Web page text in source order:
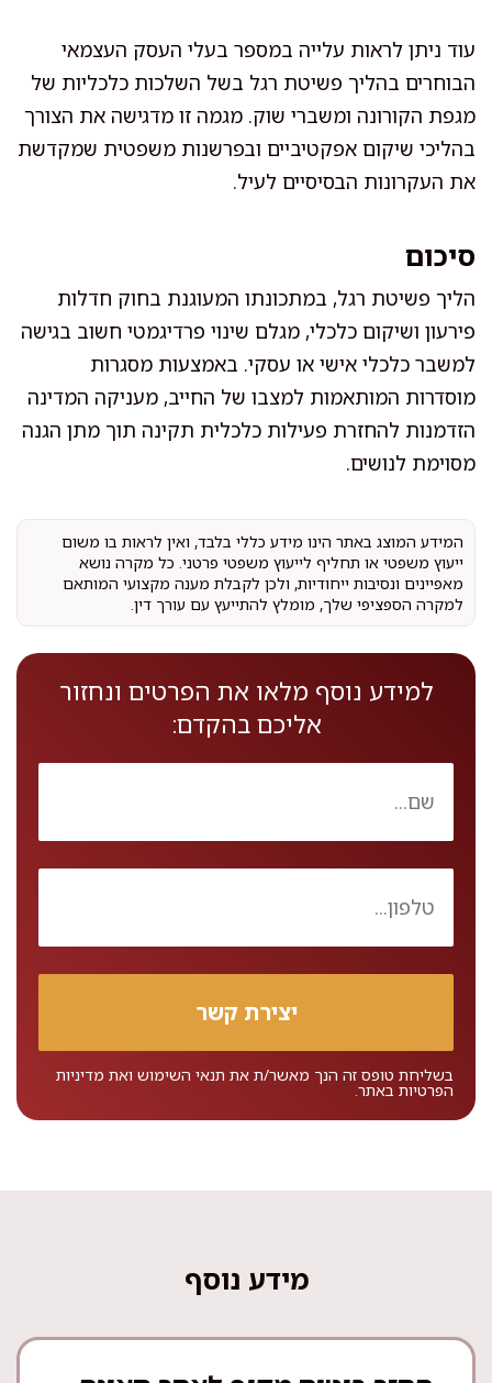
עוד ניתן לראות עלייה במספר בעלי העסק העצמאי
הבוחרים בהליך פשיטת רגל בשל השלכות כלכליות של
מגפת הקורונה ומשברי שוק. מגמה זו מדגישה את הצורך
בהליכי שיקום אפקטיביים ובפרשנות משפטית שמקדשת
את העקרונות הבסיסיים לעיל.
סיכום
הליך פשיטת רגל, במתכונתו המעוגנת בחוק חדלות
פירעון ושיקום כלכלי, מגלם שינוי פרדיגמטי חשוב בגישה
למשבר כלכלי אישי או עסקי. באמצעות מסגרות
מוסדרות המותאמות למצבו של החייב, מעניקה המדינה
הזדמנות להחזרת פעילות כלכלית תקינה תוך מתן הגנה
מסוימת לנושים.
המידע המוצג באתר הינו מידע כללי בלבד, ואין לראות בו משום
ייעוץ משפטי או תחליף לייעוץ משפטי פרטני. כל מקרה נושא
מאפיינים ונסיבות ייחודיות, ולכן לקבלת מענה מקצועי המותאם
למקרה הספציפי שלך, מומלץ להתייעץ עם עורך דין.
למידע נוסף מלאו את הפרטים ונחזור
אליכם בהקדם:
בשליחת טופס זה הנך מאשר/ת את תנאי השימוש ואת מדיניות
הפרטיות באתר.
מידע נוסף